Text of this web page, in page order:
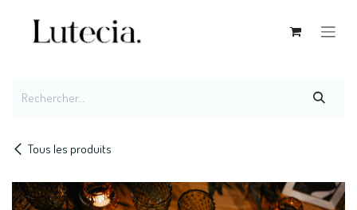
Tous les produits